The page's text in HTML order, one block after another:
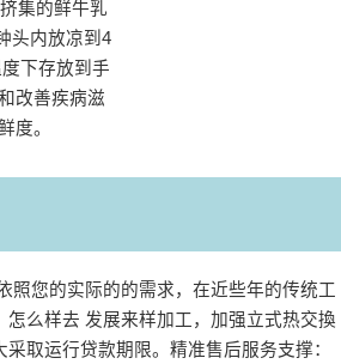
集的鲜牛乳
头内放凉到4
下存放到手
改善疾病滋
度。
照您的实际的的需求，在近些年的传统工
么样去 发展来样加工，加强立式热交換
取运行贷款期限。精准售后服务支撑：